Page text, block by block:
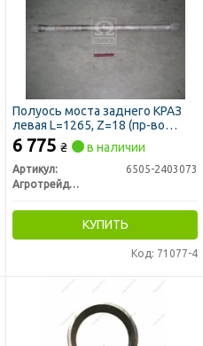
Полуось моста заднего КРАЗ
левая L=1265, Z=18 (пр-во
Украина)
6 775 ₴ в наличии
Артикул:
6505-2403073
Агротрейд, Украина
КУПИТЬ
Код: 71077-4